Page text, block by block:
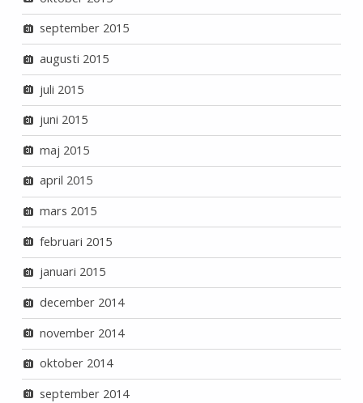
september 2015
augusti 2015
juli 2015
juni 2015
maj 2015
april 2015
mars 2015
februari 2015
januari 2015
december 2014
november 2014
oktober 2014
september 2014